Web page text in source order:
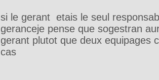
si le gerant etais le seul
geranceje pense que sogestran
gerant plutot que deux equipages
cas